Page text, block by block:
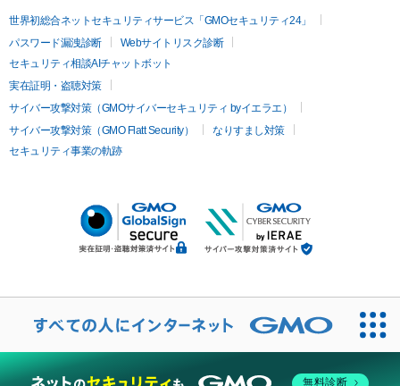
世界初総合ネットセキュリティサービス「GMOセキュリティ24」
パスワード漏洩診断
Webサイトリスク診断
セキュリティ相談AIチャットボット
実在証明・盗聴対策
サイバー攻撃対策（GMOサイバーセキュリティ byイエラエ）
サイバー攻撃対策（GMO Flatt Security）
なりすまし対策
セキュリティ事業の軌跡
無料診断